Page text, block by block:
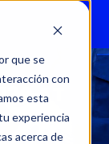
que se
con
esta
experiencia
acerca de
AT